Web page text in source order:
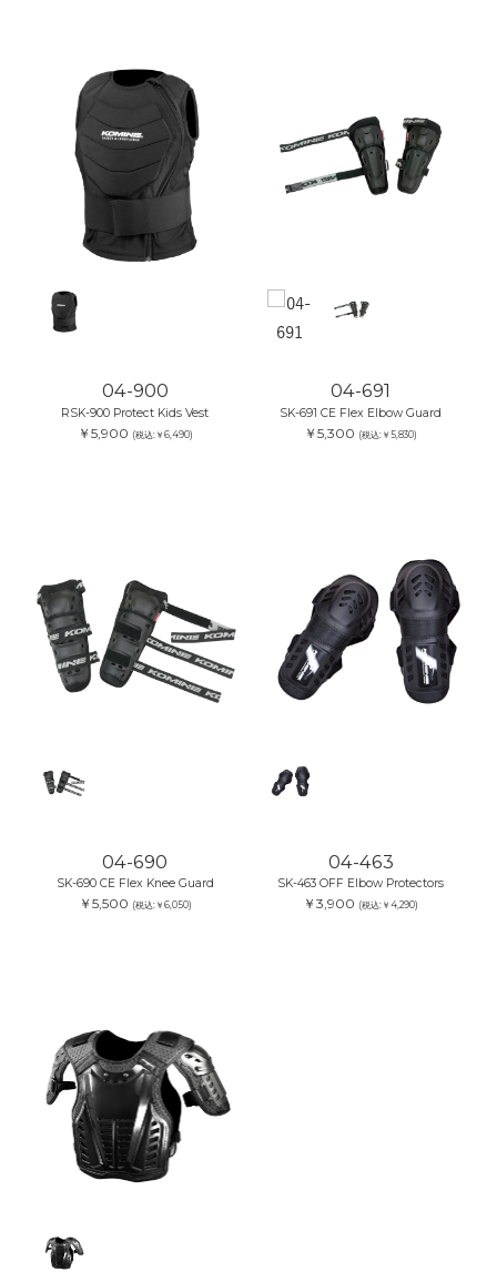
04-900
RSK-900 Protect Kids Vest
￥5,900 (税込:￥6,490)
04-691
SK-691 CE Flex Elbow Guard
￥5,300 (税込:￥5,830)
04-690
SK-690 CE Flex Knee Guard
￥5,500 (税込:￥6,050)
04-463
SK-463 OFF Elbow Protectors
￥3,900 (税込:￥4,290)